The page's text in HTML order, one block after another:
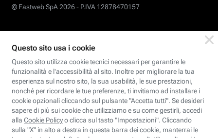
© Fastweb SpA 2026 - P.IVA 12878470157